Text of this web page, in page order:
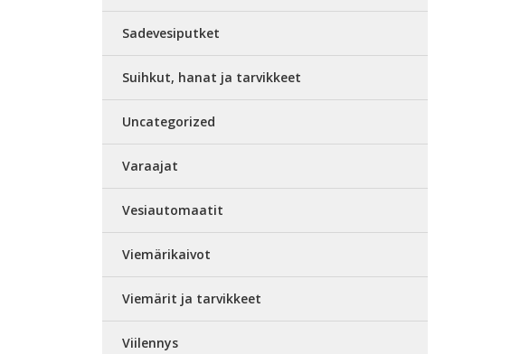
Sadevesiputket
Suihkut, hanat ja tarvikkeet
Uncategorized
Varaajat
Vesiautomaatit
Viemärikaivot
Viemärit ja tarvikkeet
Viilennys